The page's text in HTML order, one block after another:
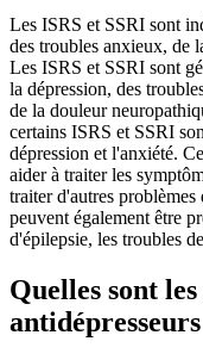
Les ISRS et SSRI sont
des troubles anxieux, de
Les ISRS et SSRI sont
la dépression, des
de la douleur
certains ISRS et SSRI
dépression et l'anxiété.
aider à traiter les
traiter d'autres
peuvent également être
d'épilepsie, les troubles
Quelles sont